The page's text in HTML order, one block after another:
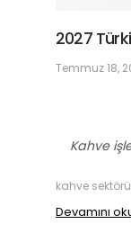
2027
Temmuz 18,
Kahve
kahve
Devamını